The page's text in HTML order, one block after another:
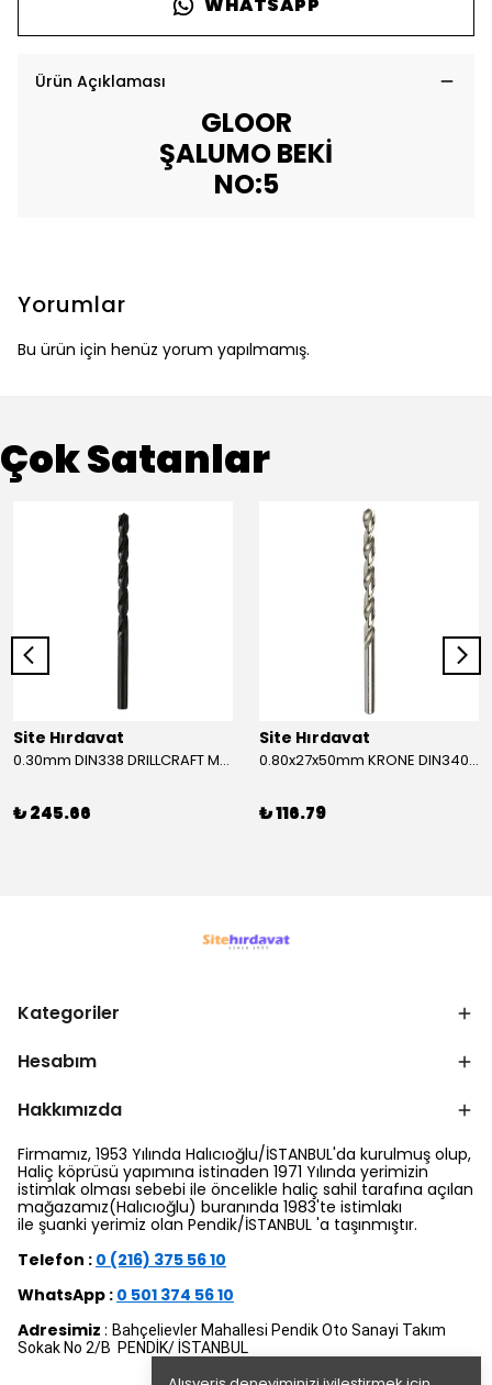
Ürün Açıklaması
GLOOR
ŞALUMO BEKİ
NO:5
Yorumlar
Bu ürün için henüz yorum yapılmamış.
Çok Satanlar
Site Hırdavat
0.30mm DIN338 DRILLCRAFT MATKAP UCU HSS 10 Adet
₺ 245.66
Site Hırdavat
0.80x27x50mm KRONE DIN340 UZUN MATKAP UCU HSS 10 Adet
₺ 116.79
Kategoriler
Hesabım
Hakkımızda
Firmamız, 1953 Yılında Halıcıoğlu/İSTANBUL'da kurulmuş olup,
Haliç köprüsü yapımına istinaden 1971 Yılında yerimizin
istimlak olması sebebi ile öncelikle haliç sahil tarafına açılan
mağazamız(Halıcıoğlu) buranında 1983'te istimlakı
ile şuanki yerimiz olan Pendik/İSTANBUL 'a taşınmıştır.
Telefon : 0 (216) 375 56 10
WhatsApp : 0 501 374 56 10
Adresimiz : Bahçelievler Mahallesi Pendik Oto Sanayi Takım
Sokak No 2/B PENDİK/ İSTANBUL